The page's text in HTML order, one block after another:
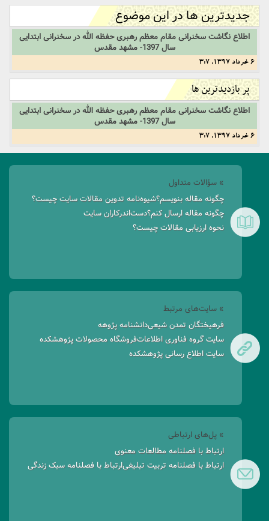
جدیدترین ها در این موضوع
اطلاع نگاشت سخنرانی مقام معظم رهبری حفظه الله در سخنرانی ابتدایی
سال 1397- مشهد مقدس
6 خرداد 1397, 3:7
پر بازدیدترین ها
اطلاع نگاشت سخنرانی مقام معظم رهبری حفظه الله در سخنرانی ابتدایی
سال 1397- مشهد مقدس
6 خرداد 1397, 3:7
» سؤالات متداول
چگونه مقاله بنویسم؟شیوه‌نامه تدوین مقالات سایت چیست؟
چگونه مقاله ارسال کنم؟دست‌اندرکاران سایت
نحوه ارزیابی مقالات چیست؟
» سایت‌های مرتبط
فرهیختگان تمدن شیعیدانشنامه پژوهه
سایت گروه فناوری اطلاعاتفروشگاه محصولات پژوهشکده
سایت اطلاع رسانی پژوهشکده
» پل‌های ارتباطی
ارتباط با فصلنامه مطالعات معنوی
ارتباط با فصلنامه تربیت تبلیغیارتباط با فصلنامه سبک زندگی